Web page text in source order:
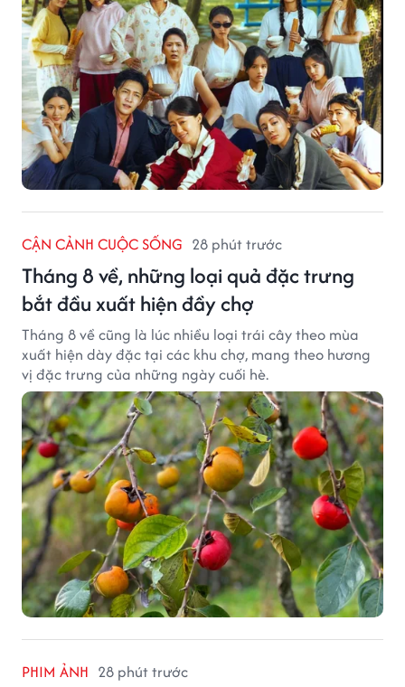
CẬN CẢNH CUỘC SỐNG 28 phút trước
Tháng 8 về, những loại quả đặc trưng
bắt đầu xuất hiện đầy chợ
Tháng 8 về cũng là lúc nhiều loại trái cây theo mùa
xuất hiện dày đặc tại các khu chợ, mang theo hương
vị đặc trưng của những ngày cuối hè.
PHIM ẢNH 28 phút trước